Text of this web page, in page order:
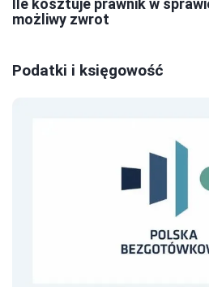
Ile kosztuje prawnik w
możliwy zwrot
Podatki i księgowość